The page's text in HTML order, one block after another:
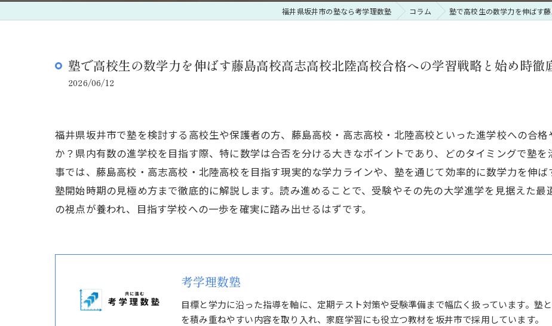
福井県坂井市の塾なら考学理数塾 コラム 塾で高校生の数学力を伸ばす
塾で高校生の数学力を伸ばす藤島高校高志高校北陸高校合格への学習戦略と始め時徹
2026/06/12
福井県坂井市で塾を検討する高校生や保護者の方、藤島高校・高志高校・北陸高校といった進学校への合
か？県内有数の進学校を目指す際、特に数学は合否を分ける大きなポイントであり、どのタイミングで塾
事では、藤島高校・高志高校・北陸高校を目指す現実的な学力ラインや、塾を通じて効率的に数学力を伸
塾開始時期の見極め方まで徹底的に解説します。読み進めることで、受験やその先の大学進学を見据えた
の視点が養われ、目指す学校への一歩を確実に踏み出せるはずです。
考学理数塾
目標と学力に沿った指導を軸に、定期テスト対策や受験準備まで幅広く扱っています。塾
を積み重ねやすい内容を取り入れ、家庭学習にも役立つ教材を坂井市で採用しています。